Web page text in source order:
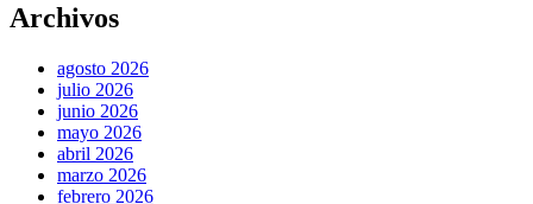
Archivos
agosto 2026
julio 2026
junio 2026
mayo 2026
abril 2026
marzo 2026
febrero 2026